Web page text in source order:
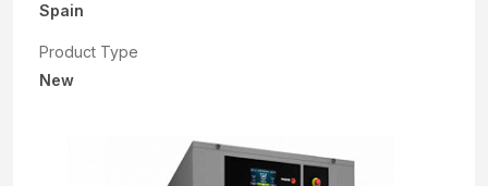
Spain
Product Type
New